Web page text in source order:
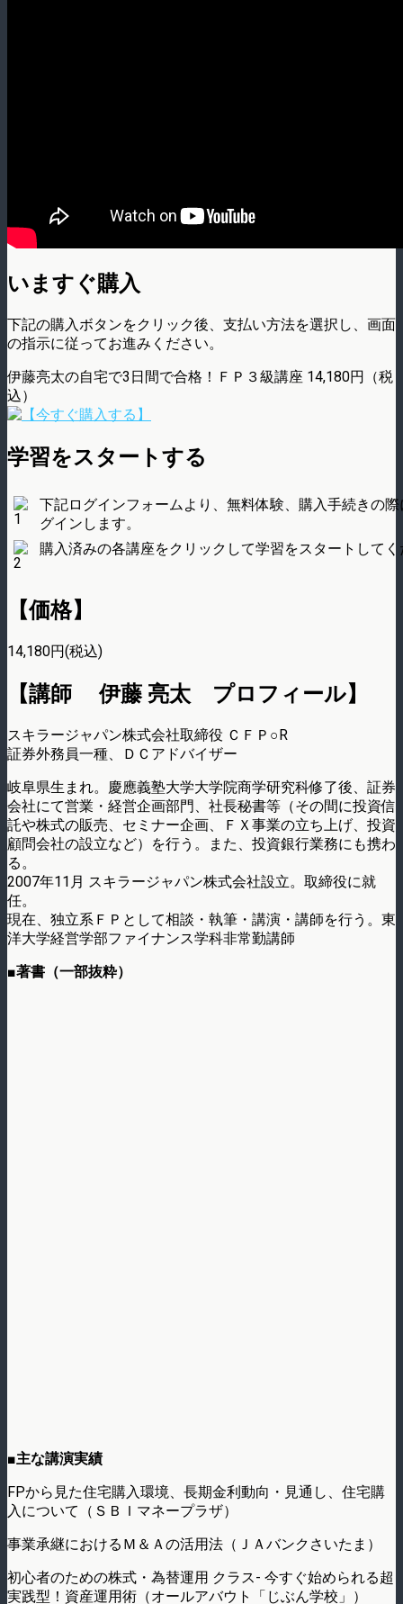
いますぐ購入
下記の購入ボタンをクリック後、支払い方法を選択し、画面
の指示に従ってお進みください。
伊藤亮太の自宅で3日間で合格！ＦＰ３級講座 14,180円（税
込）
学習をスタートする
下記ログインフォームより、無料体験、購入手続きの
グインします。
購入済みの各講座をクリックして学習をスタートして
【価格】
14,180円(税込)
【講師 伊藤 亮太 プロフィール】
スキラージャパン株式会社取締役 ＣＦＰ○R
証券外務員一種、ＤＣアドバイザー
岐阜県生まれ。慶應義塾大学大学院商学研究科修了後、証券
会社にて営業・経営企画部門、社長秘書等（その間に投資信
託や株式の販売、セミナー企画、ＦＸ事業の立ち上げ、投資
顧問会社の設立など）を行う。また、投資銀行業務にも携わ
る。
2007年11月 スキラージャパン株式会社設立。取締役に就
任。
現在、独立系ＦＰとして相談・執筆・講演・講師を行う。東
洋大学経営学部ファイナンス学科非常勤講師
■著書（一部抜粋）
■主な講演実績
FPから見た住宅購入環境、長期金利動向・見通し、住宅購
入について（ＳＢＩマネープラザ）
事業承継におけるＭ＆Ａの活用法（ＪＡバンクさいたま）
初心者のための株式・為替運用 クラス- 今すぐ始められる超
実践型！資産運用術（オールアバウト「じぶん学校」）